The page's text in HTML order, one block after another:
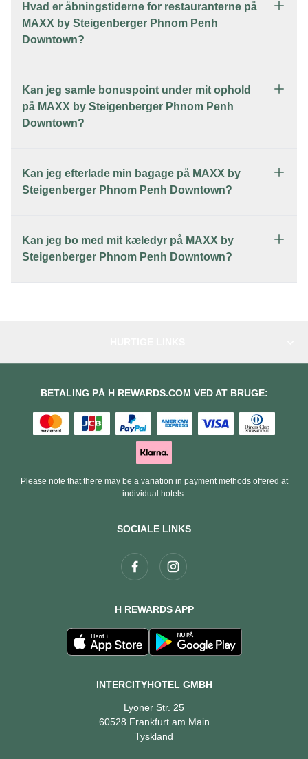
Hvad er åbningstiderne for restauranterne på
MAXX by Steigenberger Phnom Penh
Downtown?
Kan jeg samle bonuspoint under mit ophold
på MAXX by Steigenberger Phnom Penh
Downtown?
Kan jeg efterlade min bagage på MAXX by
Steigenberger Phnom Penh Downtown?
Kan jeg bo med mit kæledyr på MAXX by
Steigenberger Phnom Penh Downtown?
SOCIALE LINKS
H REWARDS APP
INTERCITYHOTEL GMBH
Lyoner Str. 25
60528 Frankfurt am Main
Tyskland
BETALING PÅ H REWARDS.COM VED AT BRUGE:
Please note that there may be a variation in payment methods offered at
individual hotels.